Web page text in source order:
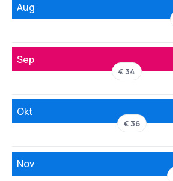
Aug
Sep
€ 34
Okt
€ 36
Nov